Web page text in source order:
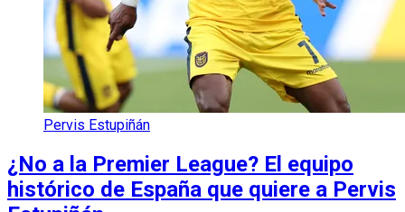
Pervis Estupiñán
¿No a la Premier League? El equipo
histórico de España que quiere a Pervis